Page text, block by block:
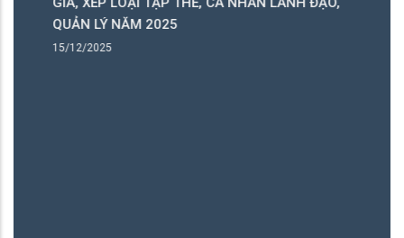
QUẢN LÝ NĂM 2025
15/12/2025